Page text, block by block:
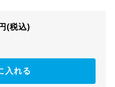
中古品ですので、キズ、汚れ、
(税込)